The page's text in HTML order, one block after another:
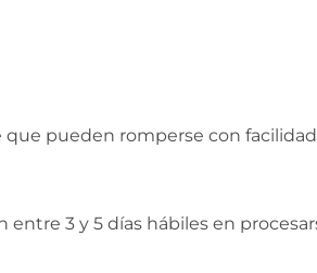
pueden romperse con facilidad
3 y 5 días hábiles en